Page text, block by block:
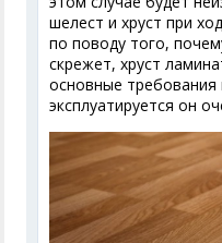
шелест и хруст при
по поводу того,
скрежет, хруст
основные
эксплуатируется он